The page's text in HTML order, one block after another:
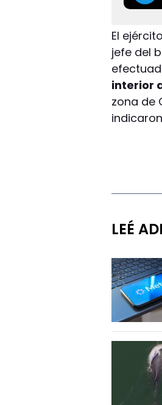
El
jefe del
interior
zona de
LEÉ